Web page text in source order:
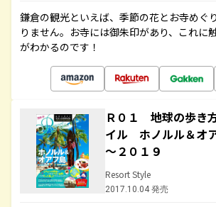
鎌倉の観光といえば、季節の花とお寺めぐ
りません。お寺には御朱印があり、これに
がわかるのです！
Ｒ０１ 地球の歩き
イル ホノルル＆オ
～２０１９
Resort Style
2017.10.04 発売